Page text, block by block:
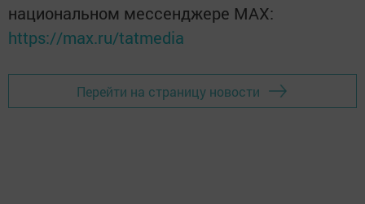
национальном мессенджере MАХ:
https://max.ru/tatmedia
Перейти на страницу новости